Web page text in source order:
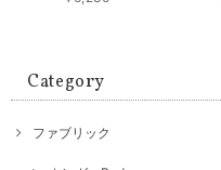
Category
ファブリック